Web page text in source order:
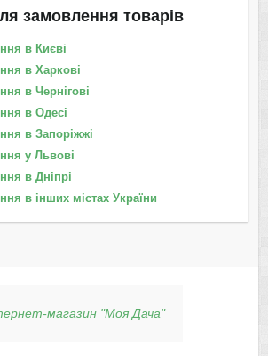
замовлення товарів
в Києві
в Харкові
в Чернігові
в Одесі
в Запоріжжі
у Львові
в Дніпрі
в інших містах України
магазин "Моя Дача"